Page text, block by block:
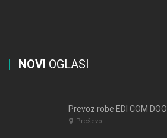
NOVI OGLASI
Prevoz robe EDI COM DOO
Preševo